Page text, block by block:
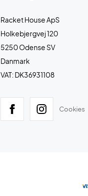
Racket House ApS
Holkebjergvej 120
5250 Odense SV
Danmark
VAT: DK36931108
Cookies